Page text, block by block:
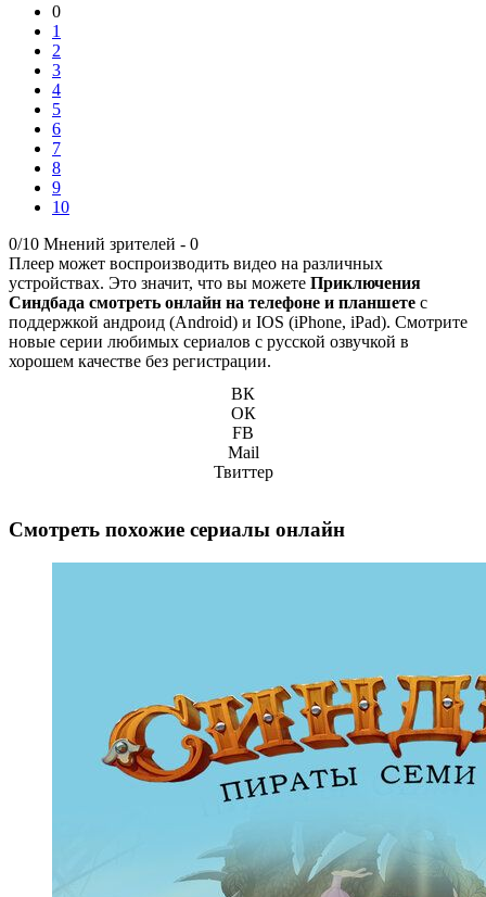
0
1
2
3
4
5
6
7
8
9
10
0/10 Мнений зрителей - 0
Плеер может воспроизводить видео на различных
устройствах. Это значит, что вы можете Приключения
Синдбада смотреть онлайн на телефоне и планшете с
поддержкой андроид (Android) и IOS (iPhone, iPad). Смотрите
новые серии любимых сериалов с русской озвучкой в
хорошем качестве без регистрации.
ВК
ОК
FB
Mail
Твиттер
Смотреть похожие сериалы онлайн